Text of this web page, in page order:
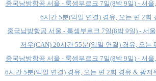
중국남방항공 서울 - 룩셈부르크 7일(8박 9일) - 서울
6시간 5분(익일 연결) 경유, 오는 편 2회
중국남방항공 서울 - 룩셈부르크 7일(8박 9일) - 서
저우(CAN) 20시간 55분(익일 연결) 경유, 오는
중국남방항공 서울 - 룩셈부르크 7일(8박 9일) - 서울
6시간 5분(익일 연결) 경유, 오는 편 2회 경유 & 광저